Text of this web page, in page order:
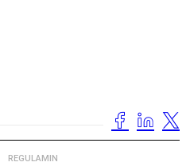
REGULAMIN